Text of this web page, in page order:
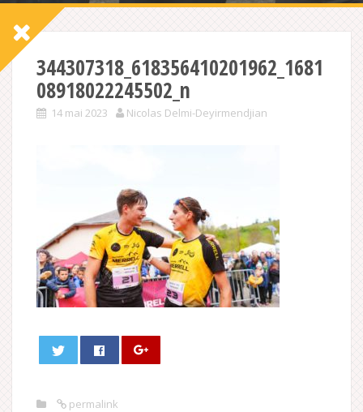
344307318_618356410201962_1681
08918022245502_n
14 mai 2023 Nicolas Delmi-Deyirmendjian
permalink